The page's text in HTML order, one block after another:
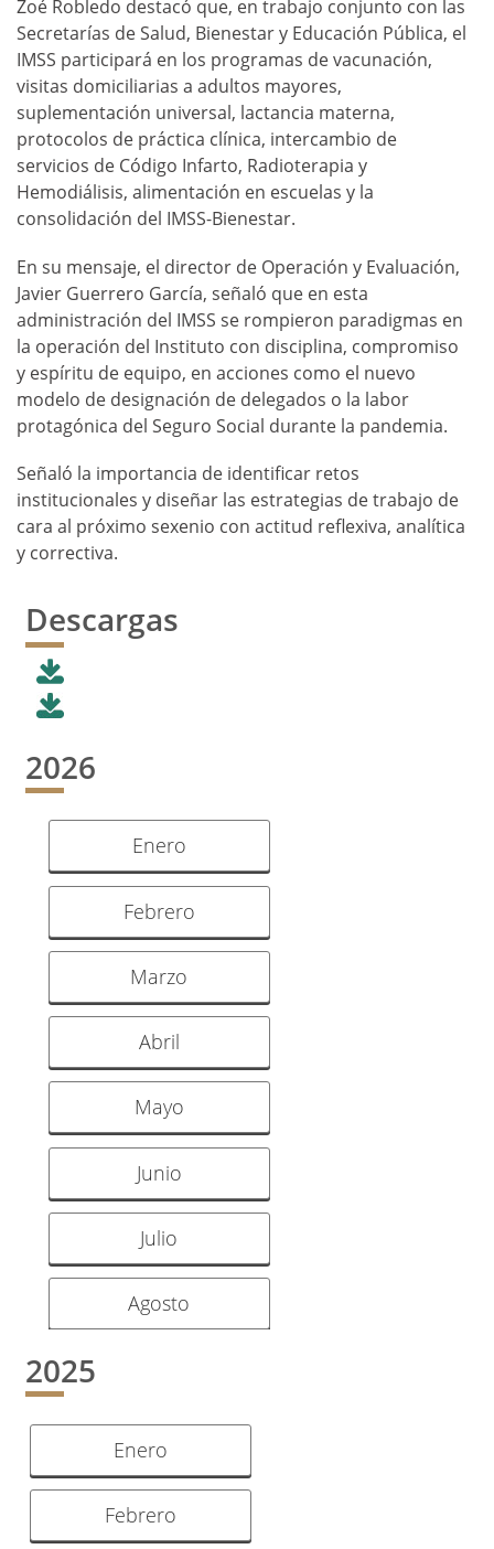
Zoé Robledo destacó que, en trabajo conjunto con las
Secretarías de Salud, Bienestar y Educación Pública, el
IMSS participará en los programas de vacunación,
visitas domiciliarias a adultos mayores,
suplementación universal, lactancia materna,
protocolos de práctica clínica, intercambio de
servicios de Código Infarto, Radioterapia y
Hemodiálisis, alimentación en escuelas y la
consolidación del IMSS-Bienestar.
En su mensaje, el director de Operación y Evaluación,
Javier Guerrero García, señaló que en esta
administración del IMSS se rompieron paradigmas en
la operación del Instituto con disciplina, compromiso
y espíritu de equipo, en acciones como el nuevo
modelo de designación de delegados o la labor
protagónica del Seguro Social durante la pandemia.
Señaló la importancia de identificar retos
institucionales y diseñar las estrategias de trabajo de
cara al próximo sexenio con actitud reflexiva, analítica
y correctiva.
Descargas
2026
Enero
Febrero
Marzo
Abril
Mayo
Junio
Julio
Agosto
2025
Enero
Febrero